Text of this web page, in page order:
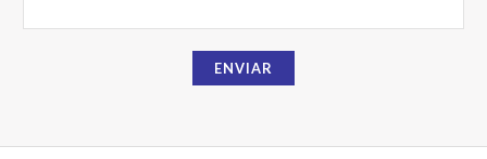
l
m
ENVIAR